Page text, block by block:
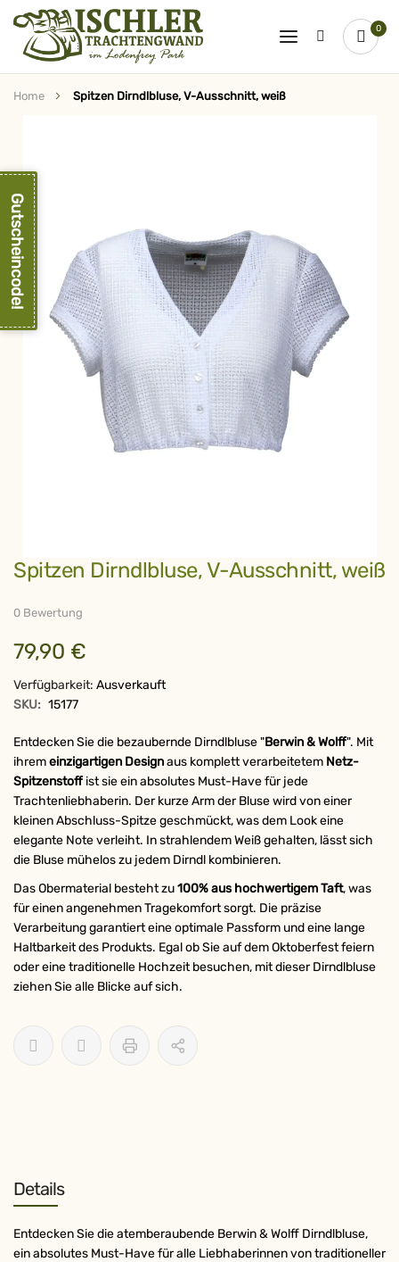
0
Home Spitzen Dirndlbluse, V-Ausschnitt, weiß
springen
Zum
Anfang
springen
Spitzen Dirndlbluse, V-Ausschnitt, weiß
0 Bewertung
79,90 €
Verfügbarkeit: Ausverkauft
SKU: 15177
Entdecken Sie die bezaubernde Dirndlbluse "Berwin & Wolff". Mit
ihremeinzigartigen Designaus komplett verarbeitetem Netz-
Spitzenstoff ist sie ein absolutes Must-Have für jede
Trachtenliebhaberin. Der kurze Arm der Bluse wird von einer
kleinen Abschluss-Spitze geschmückt, was dem Look eine
elegante Note verleiht. In strahlendem Weiß gehalten, lässt sich
die Bluse mühelos zu jedem Dirndl kombinieren.
Das Obermaterial besteht zu100% aus hochwertigem Taft, was
für einen angenehmen Tragekomfort sorgt. Die präzise
Verarbeitung garantiert eine optimale Passform und eine lange
Haltbarkeit des Produkts. Egal ob Sie auf dem Oktoberfest feiern
oder eine traditionelle Hochzeit besuchen, mit dieser Dirndlbluse
ziehen Sie alle Blicke auf sich.
Details
Entdecken Sie die atemberaubende Berwin & Wolff Dirndlbluse,
ein absolutes Must-Have für alle Liebhaberinnen von traditioneller
Gutscheincode!